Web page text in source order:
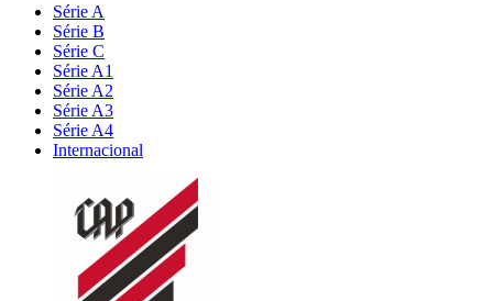
Série A
Série B
Série C
Série A1
Série A2
Série A3
Série A4
Internacional